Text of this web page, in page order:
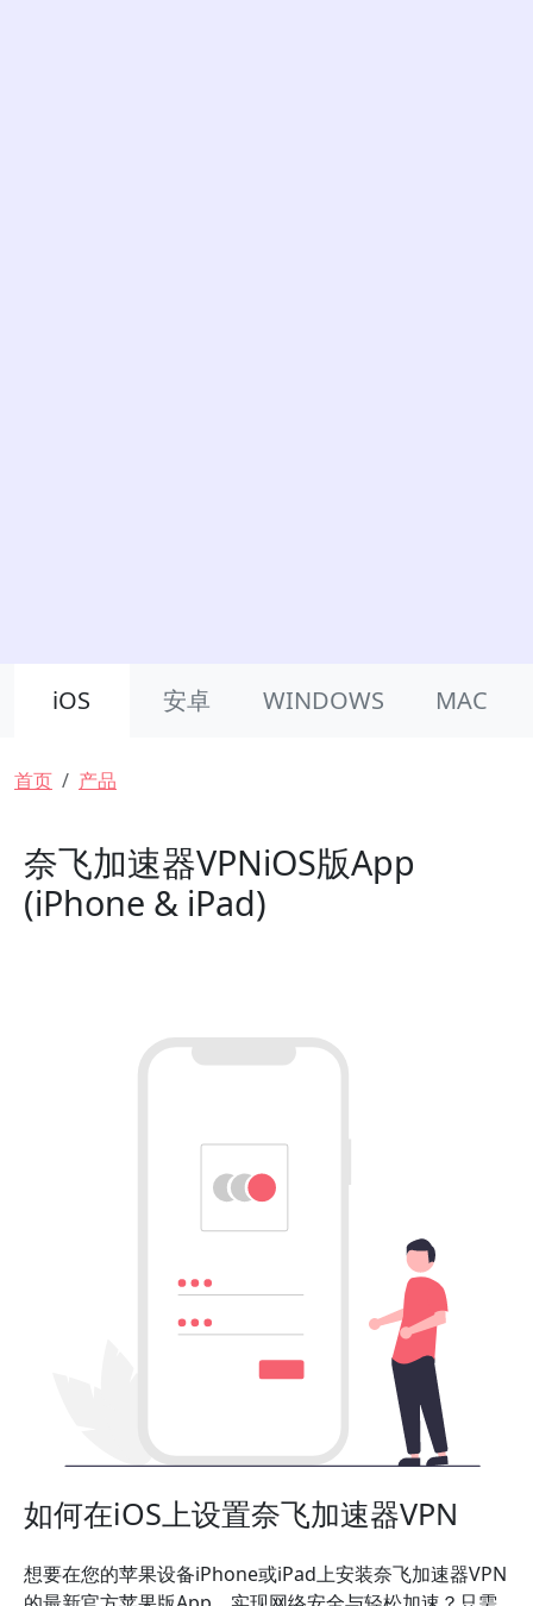
iOS 安卓 WINDOWS MAC
面包屑
首页 产品
奈飞加速器VPNiOS版App
(iPhone & iPad)
如何在iOS上设置奈飞加速器VPN
想要在您的苹果设备iPhone或iPad上安装奈飞加速器VPN